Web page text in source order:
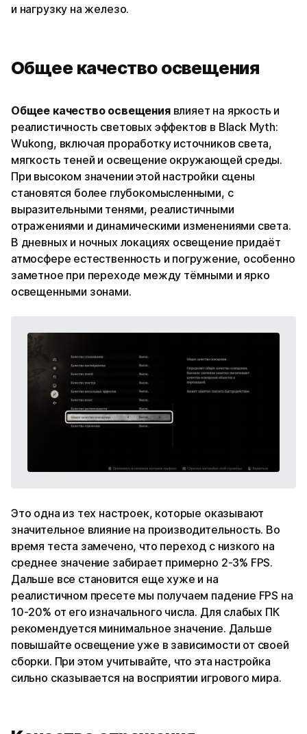
и нагрузку на железо.
Общее качество освещения
Общее качество освещениявлияет на яркость и
реалистичность световых эффектов в Black Myth:
Wukong, включая проработку источников света,
мягкость теней и освещение окружающей среды.
При высоком значении этой настройки сцены
становятся более глубокомысленными, с
выразительными тенями, реалистичными
отражениями и динамическими изменениями света.
В дневных и ночных локациях освещение придаёт
атмосфере естественность и погружение, особенно
заметное при переходе между тёмными и ярко
освещенными зонами.
Это одна из тех настроек, которые оказывают
значительное влияние на производительность. Во
время теста замечено, что переход с низкого на
среднее значение забирает примерно 2-3% FPS.
Дальше все становится еще хуже и на
реалистичном пресете мы получаем падение FPS на
10-20% от его изначального числа. Для слабых ПК
рекомендуется минимальное значение. Дальше
повышайте освещение уже в зависимости от своей
сборки. При этом учитывайте, что эта настройка
сильно сказывается на восприятии игрового мира.